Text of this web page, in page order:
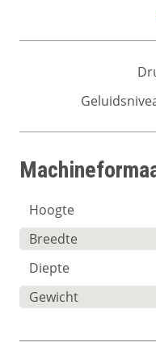
Hoogte
Breedte
Diepte
Gewicht